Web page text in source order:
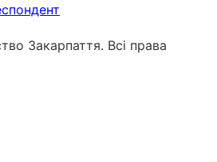
Закарпаття. Всі права